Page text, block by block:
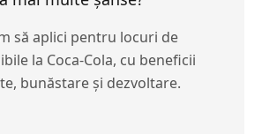
să aplici pentru locuri de
la Coca-Cola, cu beneficii
bunăstare și dezvoltare.